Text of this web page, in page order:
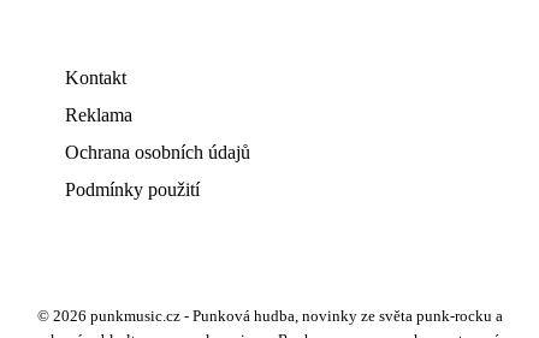
Kontakt
Reklama
Ochrana osobních údajů
Podmínky použití
© 2026 punkmusic.cz - Punková hudba, novinky ze světa punk-rocku a